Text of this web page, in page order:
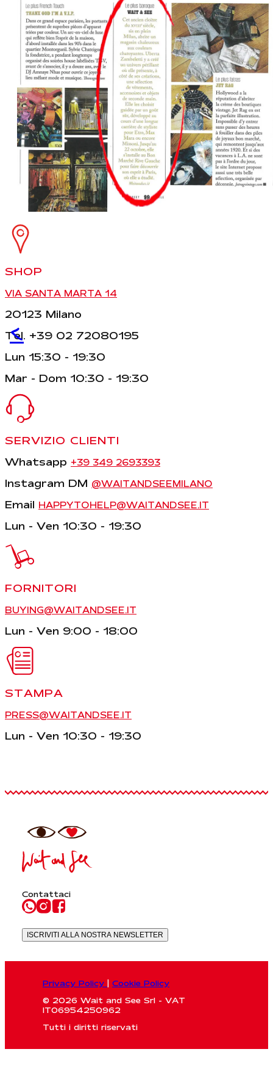
<
SHOP
VIA SANTA MARTA 14
20123 Milano
Tel. +39 02 72080195
Lun 15:30 - 19:30
Mar - Dom 10:30 - 19:30
SERVIZIO CLIENTI
Whatsapp +39 349 2693393
Instagram DM @WAITANDSEEMILANO
Email HAPPYTOHELP@WAITANDSEE.IT
Lun - Ven 10:30 - 19:30
FORNITORI
BUYING@WAITANDSEE.IT
Lun - Ven 9:00 - 18:00
STAMPA
PRESS@WAITANDSEE.IT
Lun - Ven 10:30 - 19:30
Contattaci
ISCRIVITI ALLA NOSTRA NEWSLETTER
Privacy Policy
Cookie Policy
© 2026 Wait and See Srl - VAT
IT06954250962
Tutti i diritti riservati